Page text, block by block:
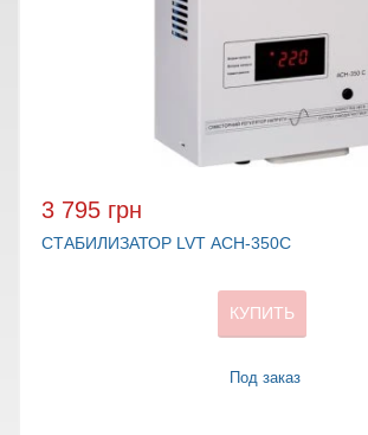
3 795 грн
СТАБИЛИЗАТОР LVT АСН-350С
КУПИТЬ
Под заказ